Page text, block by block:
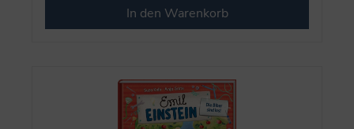
In den Warenkorb